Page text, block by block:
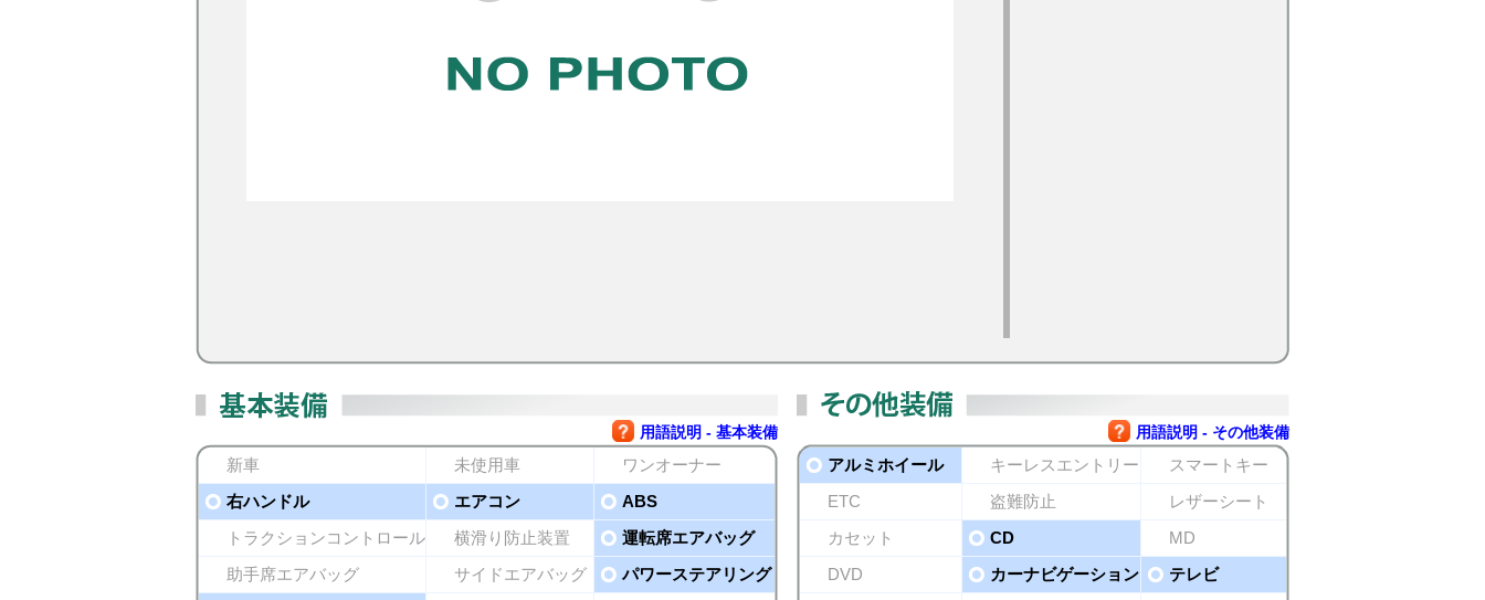
用語説明 - 基本装備
新車 未使用車
ワンオーナー
右ハンドル
エアコン
ABS
トラクションコントロール
横滑り防止装置
運転席エアバッグ
助手席エアバッグ
サイドエアバッグ
パワーステアリング
用語説明 - その他装備
アルミホイール キーレスエントリー
スマートキー
ETC
盗難防止
レザーシート
カセット
CD
MD
DVD
カーナビゲーション
テレビ